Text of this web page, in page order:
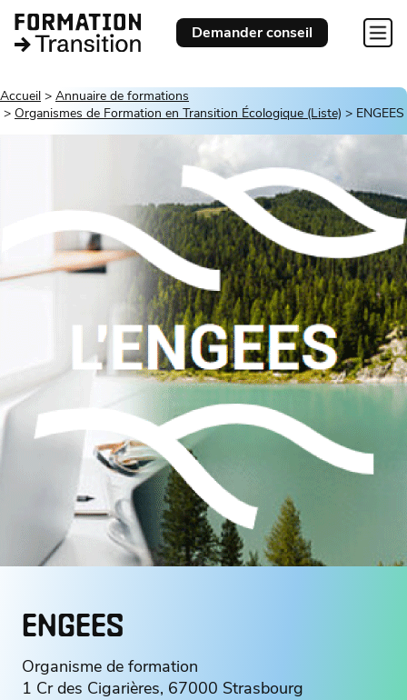
Demander conseil
Accueil
Annuaire de formations
Organismes de Formation en Transition Écologique (Liste)
ENGEES
ENGEES
Organisme de formation
1 Cr des Cigarières, 67000 Strasbourg